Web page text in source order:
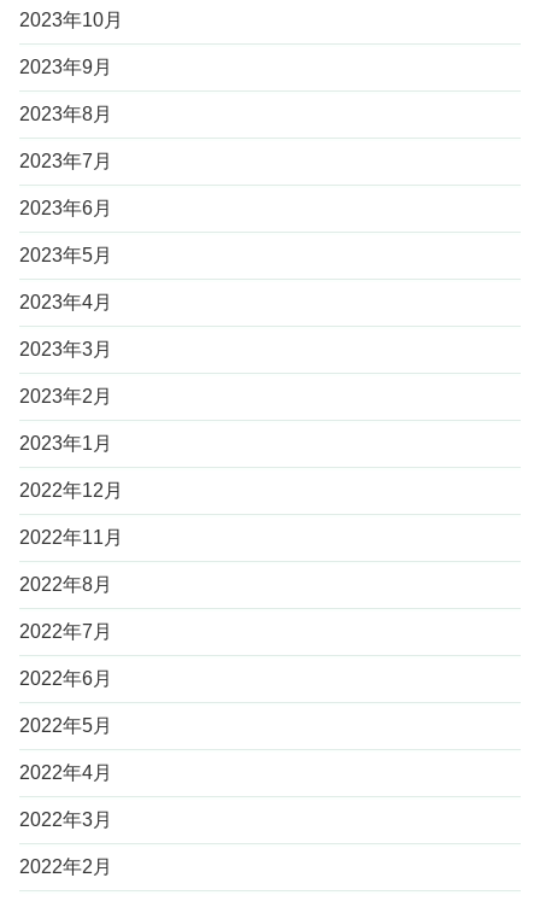
2023年10月
2023年9月
2023年8月
2023年7月
2023年6月
2023年5月
2023年4月
2023年3月
2023年2月
2023年1月
2022年12月
2022年11月
2022年8月
2022年7月
2022年6月
2022年5月
2022年4月
2022年3月
2022年2月